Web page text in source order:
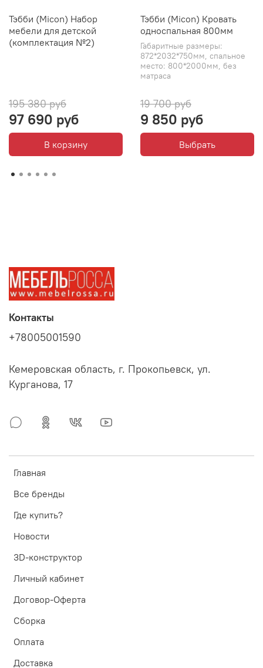
Тэбби (Micon) Набор
мебели для детской
(комплектация №2)
195 380 руб
97 690 руб
В корзину
Тэбби (Micon) Кровать
односпальная 800мм
Габаритные размеры:
872*2032*750мм, спальное
место: 800*2000мм, без
матраса
19 700 руб
9 850 руб
Выбрать
Главная
Все бренды
Где купить?
Новости
3D-конструктор
Личный кабинет
Договор-Оферта
Сборка
Оплата
Доставка
Контакты
+78005001590
Кемеровская область, г. Прокопьевск, ул.
Курганова, 17